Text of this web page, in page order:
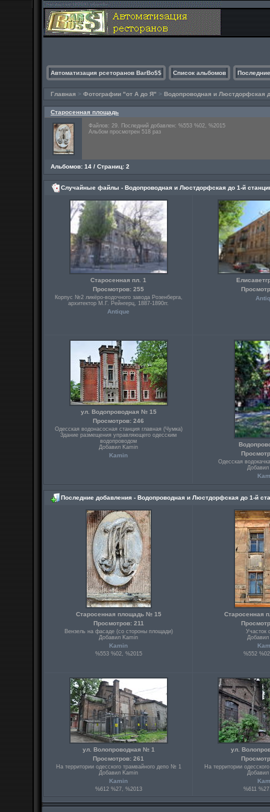
Автоматизация рсеторанов BarBo$$ Список альбомов
Главная > Фотографии "от А до Я" > Водопроводная и Люстдорфская
Старосенная площадь
Файлов: 29. Последний добавлен: %553 %02, %2015
Альбом просмотрен 518 раз
Альбомов: 14 / Страниц: 2
Случайные файлы - Водопроводная и Люстдорфская до 1-й
Старосенная пл. 1
Просмотров: 255
Корпус №2 ликёро-водочного завода Розенберга,
архитектор М.Г. Рейнгерц, 1887-1890гг.
Antique
ул. Водопроводная № 15
Просмотров: 246
Одесская водонасосная станция главная (Чумка)
Здание размещения управляющего одесским
водопроводом
Добавил Kamin
Kamin
Одесская
Добавил
Последние добавления - Водопроводная и Люстдорфская до 1-й
Старосенная площадь № 15
Просмотров: 211
Вензель на фасаде (со стороны площади)
Добавил Kamin
Kamin
%553 %02, %2015
Старосенная
Участок
Добавил
%552
ул. Волопроводная № 1
Просмотров: 261
На территории одесского трамвайного депо № 1
Добавил Kamin
Kamin
%612 %27, %2013
ул.
На территории
Добавил
%611